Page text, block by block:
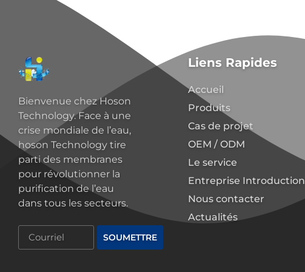
Bienvenue chez Hoson
Technology. Face à une
crise mondiale de l’eau,
hoson Technology tire
parti des membranes
pour révolutionner la
purification de l’eau
dans tous les secteurs.
SOUMETTRE
Liens Rapides
Accueil
Produits
Cas de projet
OEM / ODM
Le service
Entreprise Introduction
Nous contacter
Actualités